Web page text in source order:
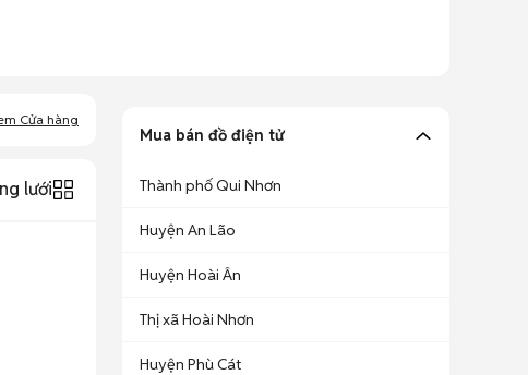
Cửa hàng
lưới
Mua bán đồ điện tử
Thành phố Qui Nhơn
Huyện An Lão
Huyện Hoài Ân
Thị xã Hoài Nhơn
Huyện Phù Cát